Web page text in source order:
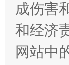
“
成伤害
和经济
网站中